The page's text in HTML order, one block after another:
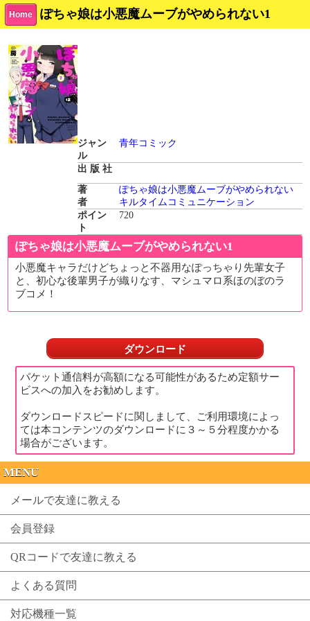
Home ぽちゃ娘は小悪魔ムーブがやめられない1
ジャン
ル
青年コミック
出 版 社
著
者
ぽちゃ娘は小悪魔ムーブがやめられない
キルタイムコミュニケーション
ポイン
ト
720
ぽちゃ娘は小悪魔ムーブがやめられない1
小悪魔キャラだけどちょっと不器用なぽっちゃり先輩女子
と、初心な後輩男子が織りなす、マシュマロ系ほのぼのラ
ブコメ！
ダウンロード
パケット通信料が高額になる可能性があるため定額サー
ビスへの加入をお勧めします。
ダウンロードスピードに関しまして、ご利用環境によっ
ては本コンテンツのダウンロードに３～５分程度かかる
場合がございます。
MENU
メールで友達に教える
会員登録
QRコードで友達に教える
よくある質問
対応機種一覧